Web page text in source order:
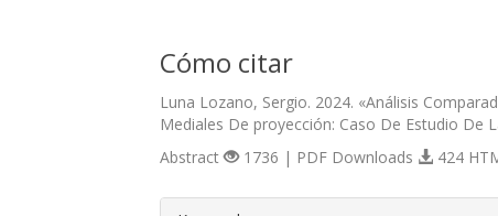
Cómo citar
Luna Lozano, Sergio. 2024. «Análisis
Mediales De proyección: Caso De Estudio De
Abstract 1736 | PDF Downloads 424